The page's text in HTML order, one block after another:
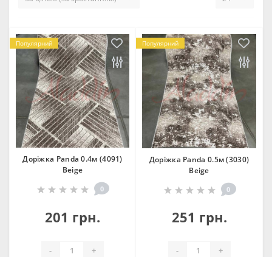
Популярний
Доріжка Panda 0.4м (4091)
Beige
0
201 грн.
- +
Популярний
Доріжка Panda 0.5м (3030)
Beige
0
251 грн.
- +